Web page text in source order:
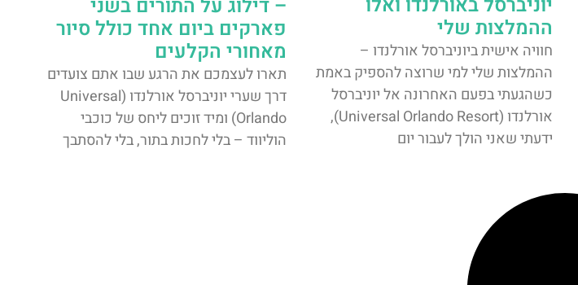
ההמלצות שלי
חוויה אישית ביוניברסל אורלנדו –
ההמלצות שלי למי שרוצה להספיק באמת
כשהגעתי בפעם האחרונה אל יוניברסל
אורלנדו (Universal Orlando Resort),
ידעתי שאני הולך לעבור יום
– דילוג על התורים בשני
פארקים ביום אחד כולל סיור
מאחורי הקלעים
תארו לעצמכם את הרגע שבו אתם צועדים
דרך שערי יוניברסל אורלנדו (Universal
Orlando) ומיד זוכים ליחס של כוכבי
הוליווד – בלי לחכות בתור, בלי להסתבך